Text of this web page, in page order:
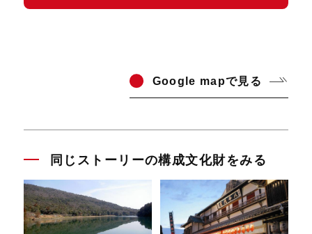
Google mapで見る
同じストーリーの構成文化財をみる